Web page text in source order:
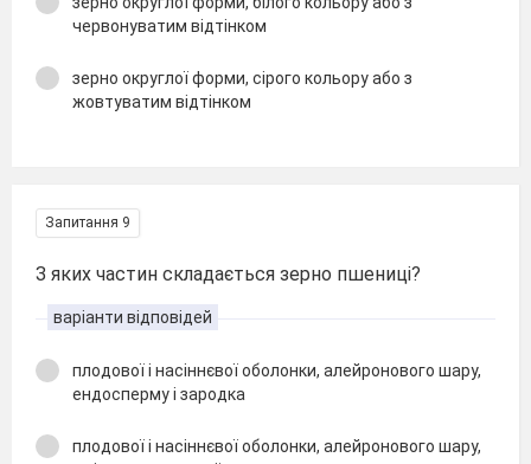
червонуватим відтінком
зерно округлої форми, сірого кольору або з
жовтуватим відтінком
Запитання 9
З яких частин складається зерно пшениці?
варіанти відповідей
плодової і насіннєвої оболонки, алейронового шару,
ендосперму і зародка
плодової і насіннєвої оболонки, алейронового шару,